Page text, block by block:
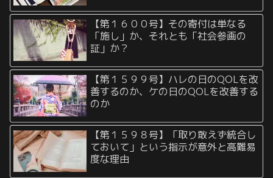
【第１６００号】その寄付は単なる
「施し」か、それとも「社会参画の
証」か？
【第１５９９号】ハレの日のQOLを改
善するのか、ケの日のQOLを改善する
のか
【第１５９８号】「取り敢えず統合し
ておいて」という指示が意外と高難易
度な理由